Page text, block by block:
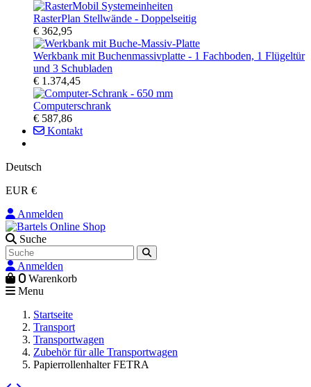
RasterPlan Stellwände - Doppelseitig
€ 362,95
Werkbank mit Buchenmassivplatte - 1 Fachboden, 1 Flügeltür
und 3 Schubladen
€ 1.374,45
Computerschrank
€ 587,86
Kontakt
Deutsch
EUR €
Anmelden
Suche
Anmelden
0 Warenkorb
Menu
Startseite
Transport
Transportwagen
Zubehör für alle Transportwagen
Papierrollenhalter FETRA